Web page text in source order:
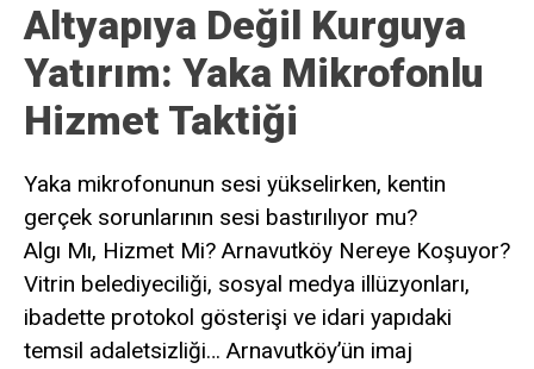
Altyapıya Değil Kurguya
Yatırım: Yaka Mikrofonlu
Hizmet Taktiği
Yaka mikrofonunun sesi yükselirken, kentin
gerçek sorunlarının sesi bastırılıyor mu?
Algı Mı, Hizmet Mi? Arnavutköy Nereye Koşuyor?
Vitrin belediyeciliği, sosyal medya illüzyonları,
ibadette protokol gösterişi ve idari yapıdaki
temsil adaletsizliği… Arnavutköy’ün imaj